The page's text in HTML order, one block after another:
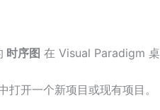
时序图 在 Visual Paradigm
开一个新项目或现有项目。